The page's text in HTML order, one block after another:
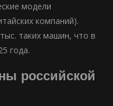
модели
компаний).
таких машин, что в
года.
российской